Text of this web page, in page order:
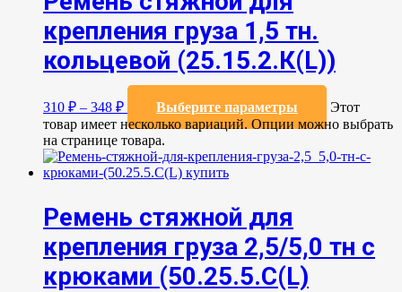
крепления груза 1,5 тн.
кольцевой (25.15.2.К(L))
310 ₽ – 348 ₽ Выберите параметры
Этот
товар имеет несколько вариаций. Опции можно выбрать
на странице товара.
Ремень стяжной для
крепления груза 2,5/5,0 тн с
крюками (50.25.5.C(L)